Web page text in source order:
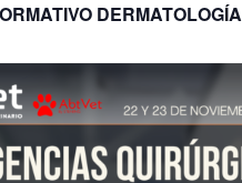
DERMATOLOGÍA